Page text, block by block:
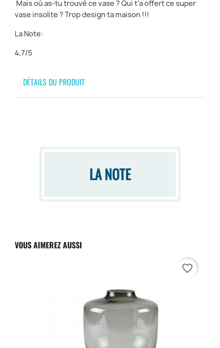
Mais où as-tu trouvé ce vase ? Qui t’a offert ce super
vase insolite ? Trop design ta maison !!!
La Note:
4,7/5
DÉTAILS DU PRODUIT
LA NOTE
VOUS AIMEREZ AUSSI
favorite_border